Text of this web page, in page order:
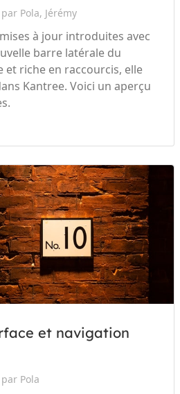
Pola, Jérémy
à jour introduites avec
barre latérale du
et riche en raccourcis, elle
Kantree. Voici un aperçu
et navigation
Pola